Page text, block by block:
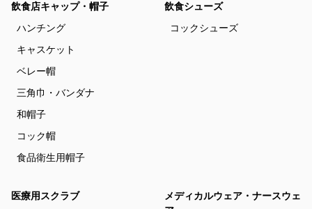
飲食店キャップ・帽子
ハンチング
キャスケット
ベレー帽
三角巾・バンダナ
和帽子
コック帽
食品衛生用帽子
飲食シューズ
コックシューズ
医療用スクラブ
メディカルウェア・ナースウェ